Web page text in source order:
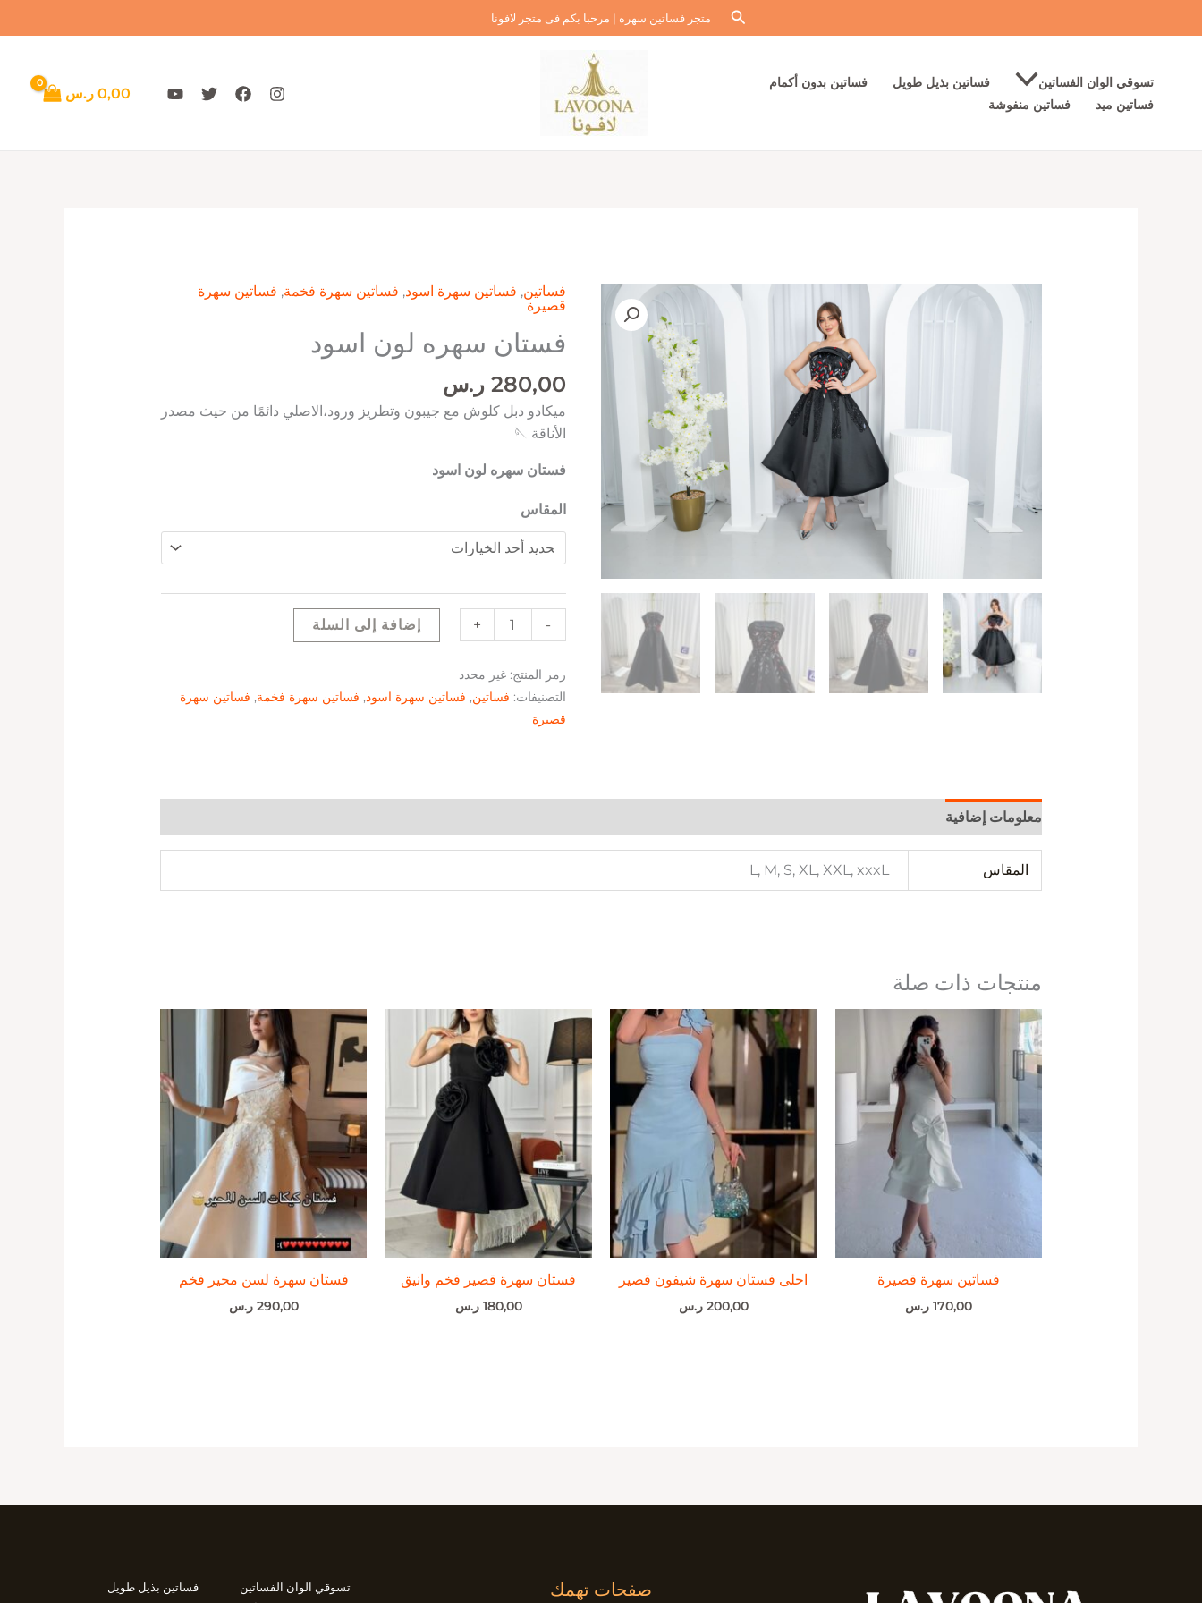
إلى
البحثمتجر فساتين سهره | مرحبا بكم فى متجر لافونا
تسوقي الوان الفساتين فساتين بذيل طويل
فساتين بدون أكمام
فساتين ميد
فساتين منفوشة
0,00 ر.س
فساتين, فساتين سهرة اسود, فساتين سهرة فخمة, فساتين سهرة
قصيرة
فستان سهره لون اسود
280,00 ر.س
ميكادو دبل كلوش مع جيبون وتطريز ورود،الاصلي دائمًا من حيث مصدر
الأناقة 🪡
فستان سهره لون اسود
المقاس
-
كمية
+ إضافة إلى السلة
رمز المنتج:غير محدد
التصنيفات: فساتين, فساتين سهرة اسود, فساتين سهرة فخمة, فساتين سهرة
قصيرة
معلومات إضافية
المقاس L, M, S, XL, XXL, xxxL
منتجات ذات صلة
فساتين سهرة قصيرة
170,00 ر.س
احلى فستان سهرة شيفون قصير
200,00 ر.س
فستان سهرة قصير فخم وانيق
180,00 ر.س
فستان سهرة لسن محير فخم
290,00 ر.س
صفحات تهمك تسوقي الوان الفساتين
فساتين بذيل طويل